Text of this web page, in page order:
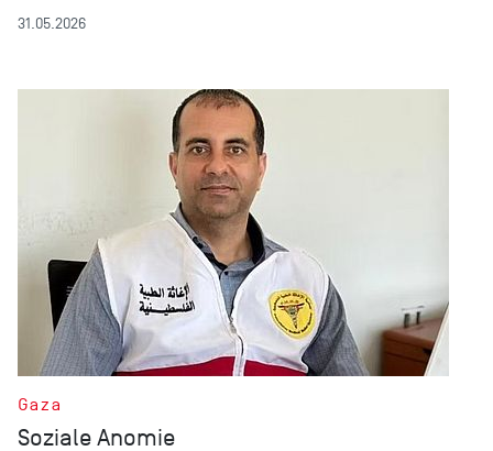
31.05.2026
Gaza
Soziale Anomie